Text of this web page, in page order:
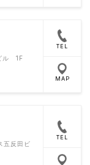
ル 1F
TEL
MAP
五反田ビ
TEL